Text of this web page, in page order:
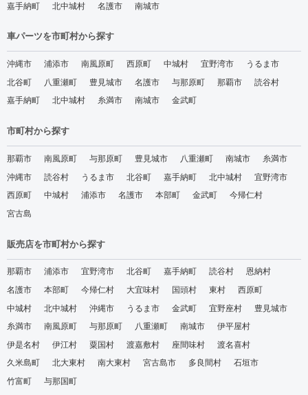
嘉手納町
北中城村 名護市 南城市
車パーツを市町村から探す
沖縄市 浦添市 南風原町 西原町 中城村 宜野湾市
うるま市
北谷町
八重瀬町 豊見城市 名護市 与那原町 那覇市
読谷村
嘉手納町
北中城村 糸満市 南城市 金武町
市町村から探す
那覇市 南風原町 与那原町 豊見城市 八重瀬町 南城市
糸満市
沖縄市
読谷村 うるま市 北谷町 嘉手納町 北中城村
宜野湾市
西原町
中城村 浦添市 名護市 本部町 金武町
今帰仁村
宮古島
販売店を市町村から探す
那覇市 浦添市 宜野湾市 北谷町 嘉手納町 読谷村
恩納村
名護市
本部町 今帰仁村 大宜味村 国頭村 東村
西原町
中城村
北中城村 沖縄市 うるま市 金武町 宜野座村
豊見城市
糸満市
南風原町 与那原町 八重瀬町 南城市
伊平屋村
伊是名村
伊江村 粟国村 渡嘉敷村 座間味村
渡名喜村
久米島町
北大東村 南大東村 宮古島市 多良間村
石垣市
竹富町
与那国町